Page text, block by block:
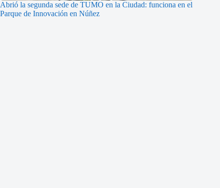
Abrió la segunda sede de TUMO en la Ciudad: funciona en el
Parque de Innovación en Núñez